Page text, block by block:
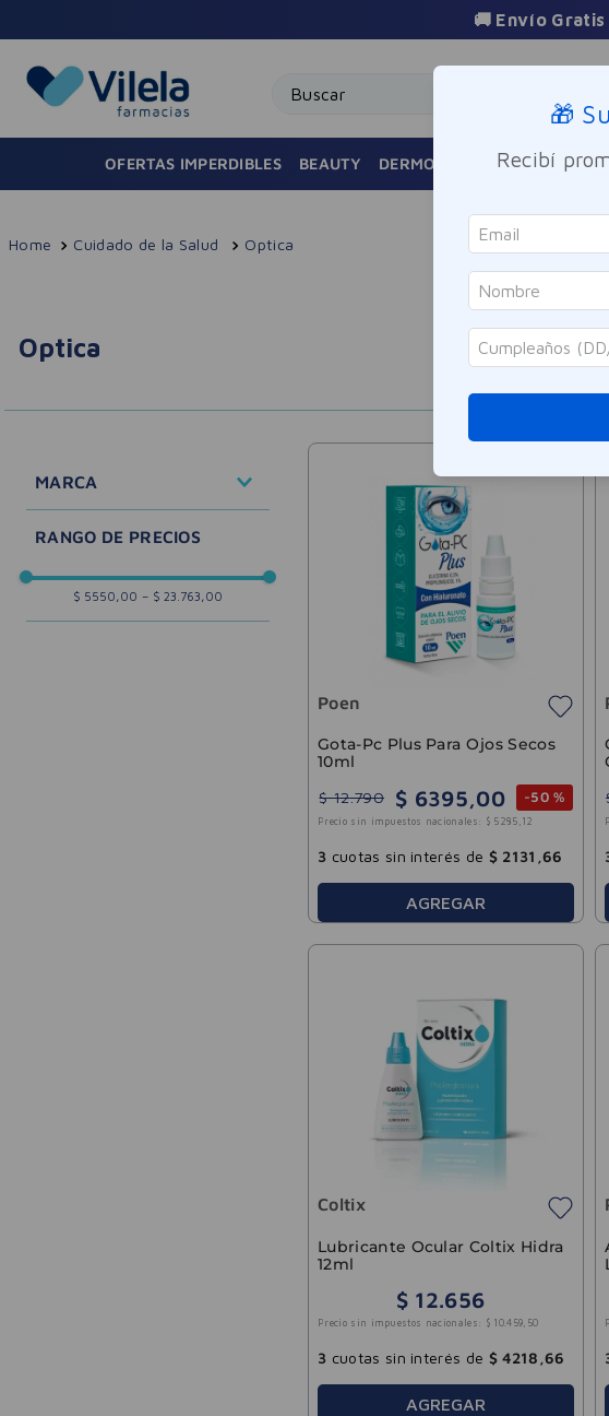
OFERTAS IMPERDIBLES BEAUTY DERMOCOSMÉTICA
Cuidado de la Salud Optica
Optica 17
MARCA
Coltix
$ 5550,00 – $ 23.763,00
Poen
Gota-Pc Plus Para Ojos Secos
10ml
$ 12.790 $ 6395,00 -50 %
Precio sin impuestos nacionales: $ 5285 , 12
3 cuotas sin interés de $ 2131 66
AGREGAR
Coltix
Lubricante Ocular Coltix Hidra
12ml
$ 12.656
Precio sin impuestos nacionales: $ 10.459, 50
3 cuotas sin interés de $ 4218 66
AGREGAR
🎁
Recibí